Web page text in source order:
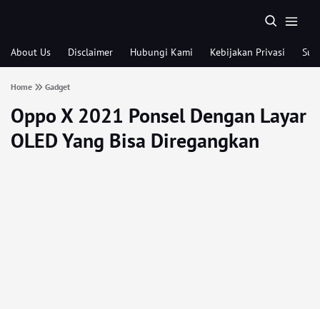
About Us Disclaimer Hubungi Kami Kebijakan Privasi
Home Gadget
Oppo X 2021 Ponsel Dengan Layar
OLED Yang Bisa Diregangkan